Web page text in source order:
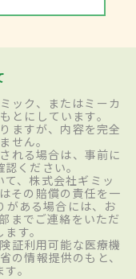
ック、またはミーカ
とにしています。
ますが、内容を完全
せん。
れる場合は、事前に
ください。
、株式会社ギミッ
その賠償の責任を一
がある場合には、お
までご連絡をいただ
す。
証利用可能な医療機
の情報提供のもと、
。